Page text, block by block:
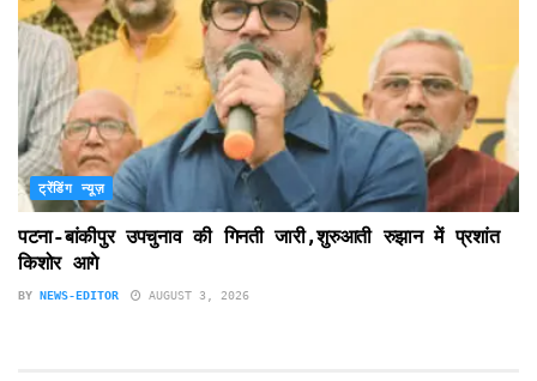
ट्रेंडिंग न्यूज़
पटना-बांकीपुर उपचुनाव की गिनती जारी,शुरुआती रुझान में प्रशांत
किशोर आगे
BY NEWS-EDITOR AUGUST 3, 2026